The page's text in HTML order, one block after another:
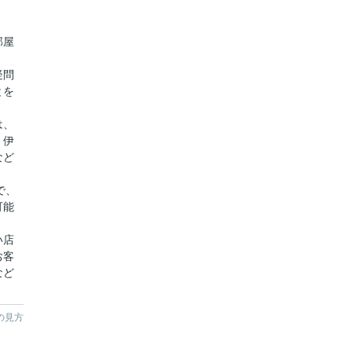
屋
を
伊
ど
能
店
客
ど
見方